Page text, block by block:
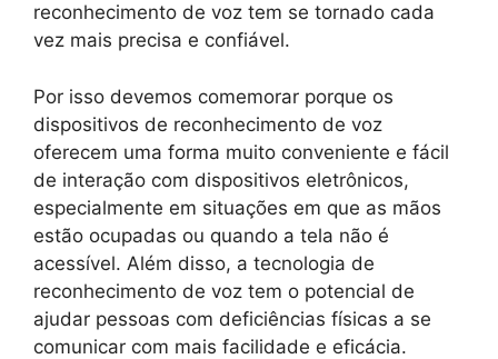
reconhecimento de voz tem se tornado cada
vez mais precisa e confiável.
Por isso devemos comemorar porque os
dispositivos de reconhecimento de voz
oferecem uma forma muito conveniente e fácil
de interação com dispositivos eletrônicos,
especialmente em situações em que as mãos
estão ocupadas ou quando a tela não é
acessível. Além disso, a tecnologia de
reconhecimento de voz tem o potencial de
ajudar pessoas com deficiências físicas a se
comunicar com mais facilidade e eficácia.